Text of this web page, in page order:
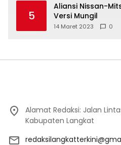
5
Aliansi Nissan-
Versi Mungil
14 Maret 2023 0
Alamat Redaksi: Jalan
Kabupaten Langkat